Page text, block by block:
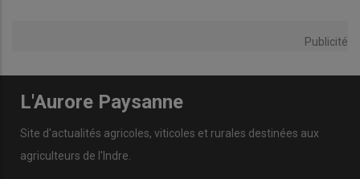
Publicité
L'Aurore Paysanne
Site d'actualités agricoles, viticoles et rurales destinées aux
agriculteurs de l'Indre.